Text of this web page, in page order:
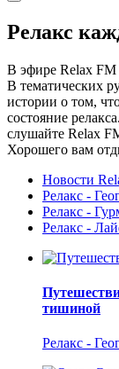
Релакс
В эфире Relax FM
В тематических
истории о том,
состояние
слушайте Relax
Хорошего вам
Новости
Релакс -
Релакс -
Релакс -
тишиной
Релакс -